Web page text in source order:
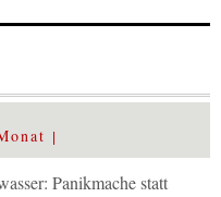
Panikmache statt